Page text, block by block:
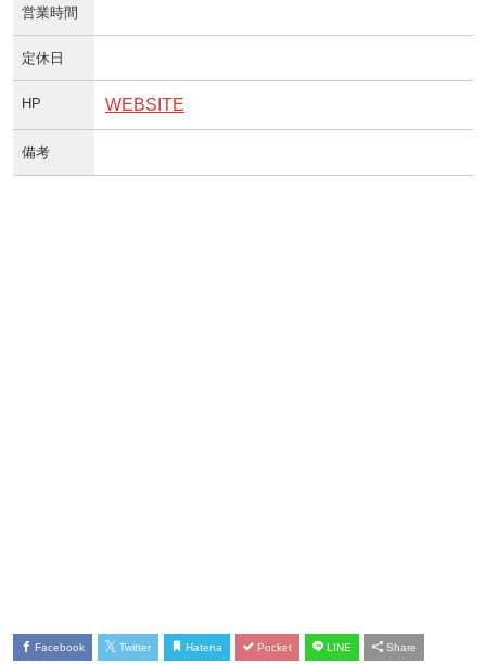
営業時間
定休日
HP WEBSITE
備考
Facebook Twitter Hatena Pocket LINE Share